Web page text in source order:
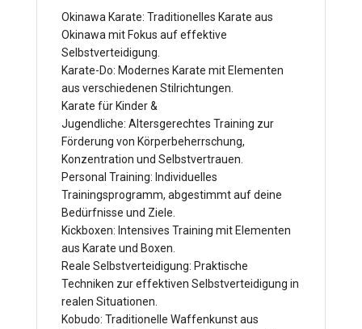
Okinawa Karate: Traditionelles Karate aus
Okinawa mit Fokus auf effektive
Selbstverteidigung.
Karate-Do: Modernes Karate mit Elementen
aus verschiedenen Stilrichtungen.
Karate für Kinder &
Jugendliche: Altersgerechtes Training zur
Förderung von Körperbeherrschung,
Konzentration und Selbstvertrauen.
Personal Training: Individuelles
Trainingsprogramm, abgestimmt auf deine
Bedürfnisse und Ziele.
Kickboxen: Intensives Training mit Elementen
aus Karate und Boxen.
Reale Selbstverteidigung: Praktische
Techniken zur effektiven Selbstverteidigung in
realen Situationen.
Kobudo: Traditionelle Waffenkunst aus